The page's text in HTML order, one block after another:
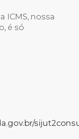
ICMS, nossa
é só